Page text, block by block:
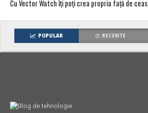
Cu Vector Watch îți poți crea propria față de ceas
POPULAR RECENTE